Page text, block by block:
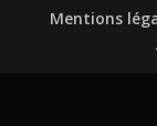
Mentions